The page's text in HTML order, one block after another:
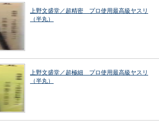
上野文盛堂／超精密 プロ使用最高級ヤスリ
（半丸）
上野文盛堂／超極細 プロ使用最高級ヤスリ
（半丸）